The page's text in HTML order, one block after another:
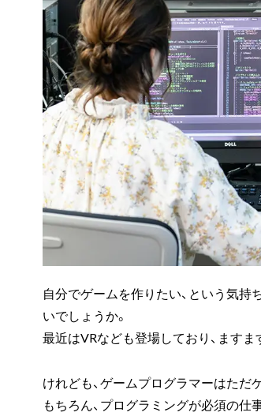
自分でゲームを作りたい、という気
いでしょうか。
最近はVRなども登場しており、ます
けれども、ゲームプログラマーはただ
もちろん、プログラミングが必須の